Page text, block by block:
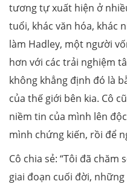
tương tự xuất hiện ở
tuổi, khác văn hóa, khác
làm Hadley, một người
hơn với các trải nghiệm
không khẳng định đó là
của thế giới bên kia. Cô
niềm tin của mình lên
mình chứng kiến, rồi để
Cô chia sẻ: “Tôi đã
giai đoạn cuối đời,